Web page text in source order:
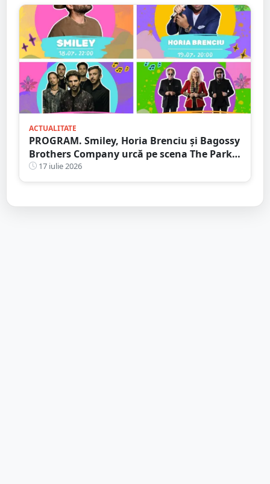
ACTUALITATE
PROGRAM. Smiley, Horia Brenciu și Bagossy
Brothers Company urcă pe scena The Park
Festival. Trei zile de concerte la Carei
17 iulie 2026